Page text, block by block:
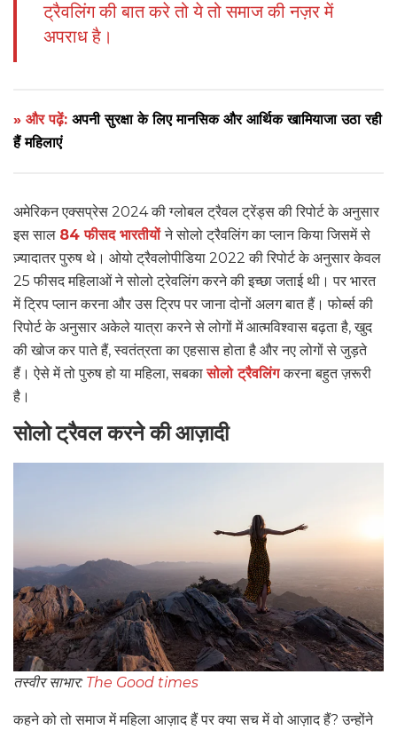
ट्रैवलिंग की बात करे तो ये तो समाज की नज़र में
अपराध है।
» और पढ़ें: अपनी सुरक्षा के लिए मानसिक और आर्थिक खामियाजा उठा रही
हैं महिलाएं
अमेरिकन एक्सप्रेस 2024 की ग्लोबल ट्रैवल ट्रेंड्स की रिपोर्ट के अनुसार
इस साल 84 फीसद भारतीयोंने सोलो ट्रैवलिंग का प्लान किया जिसमें से
ज़्यादातर पुरुष थे। ओयो ट्रैवलोपीडिया 2022 की रिपोर्ट के अनुसार केवल
25 फीसद महिलाओं ने सोलो ट्रेवलिंग करने की इच्छा जताई थी। पर भारत
में ट्रिप प्लान करना और उस ट्रिप पर जाना दोनों अलग बात हैं। फोर्ब्स की
रिपोर्ट के अनुसार अकेले यात्रा करने से लोगों में आत्मविश्वास बढ़ता है, खुद
की खोज कर पाते हैं, स्वतंत्रता का एहसास होता है और नए लोगों से जुड़ते
हैं। ऐसे में तो पुरुष हो या महिला, सबकासोलो ट्रैवलिंगकरना बहुत ज़रूरी
है।
सोलो ट्रैवल करने की आज़ादी
तस्वीर साभार: The Good times
कहने को तो समाज में महिला आज़ाद हैं पर क्या सच में वो आज़ाद हैं? उन्होंने